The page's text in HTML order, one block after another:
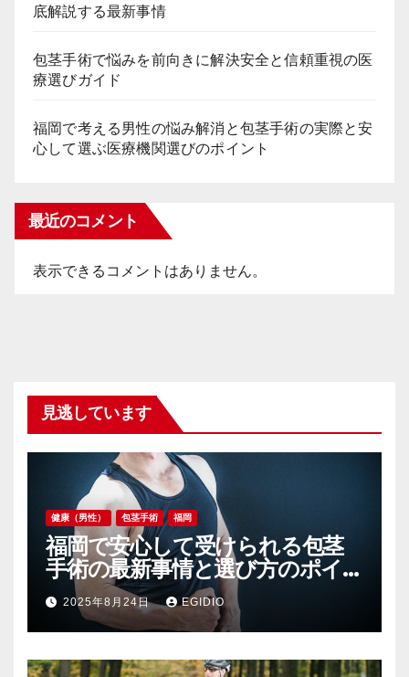
底解説する最新事情
包茎手術で悩みを前向きに解決安全と信頼重視の医
療選びガイド
福岡で考える男性の悩み解消と包茎手術の実際と安
心して選ぶ医療機関選びのポイント
最近のコメント
表示できるコメントはありません。
見逃しています
健康（男性） 包茎手術 福岡
福岡で安心して受けられる包茎
手術の最新事情と選び方のポイ
ント
2025年8月24日 EGIDIO